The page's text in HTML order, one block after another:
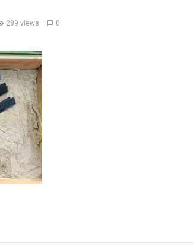
289 views 0